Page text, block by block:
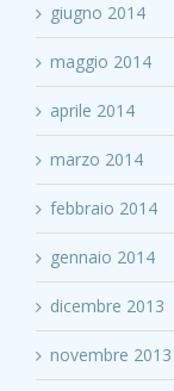
giugno 2014
maggio 2014
aprile 2014
marzo 2014
febbraio 2014
gennaio 2014
dicembre 2013
novembre 2013